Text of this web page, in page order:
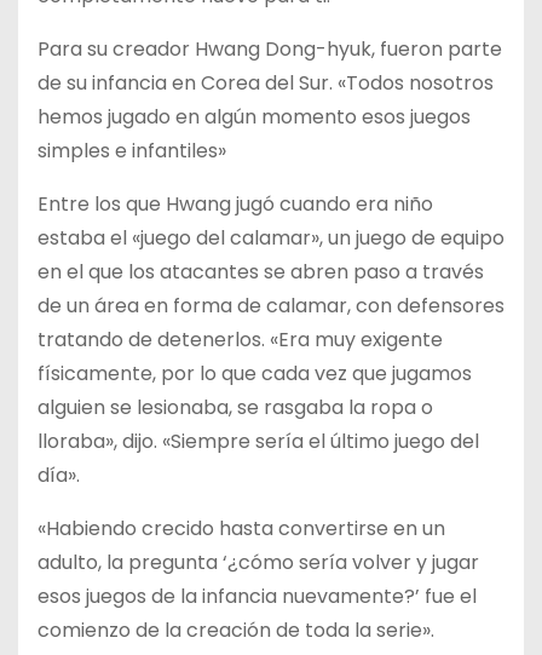
Para su creador Hwang Dong-hyuk, fueron parte
de su infancia en Corea del Sur. «Todos nosotros
hemos jugado en algún momento esos juegos
simples e infantiles»
Entre los que Hwang jugó cuando era niño
estaba el «juego del calamar», un juego de equipo
en el que los atacantes se abren paso a través
de un área en forma de calamar, con defensores
tratando de detenerlos. «Era muy exigente
físicamente, por lo que cada vez que jugamos
alguien se lesionaba, se rasgaba la ropa o
lloraba», dijo. «Siempre sería el último juego del
día».
«Habiendo crecido hasta convertirse en un
adulto, la pregunta ‘¿cómo sería volver y jugar
esos juegos de la infancia nuevamente?’ fue el
comienzo de la creación de toda la serie».